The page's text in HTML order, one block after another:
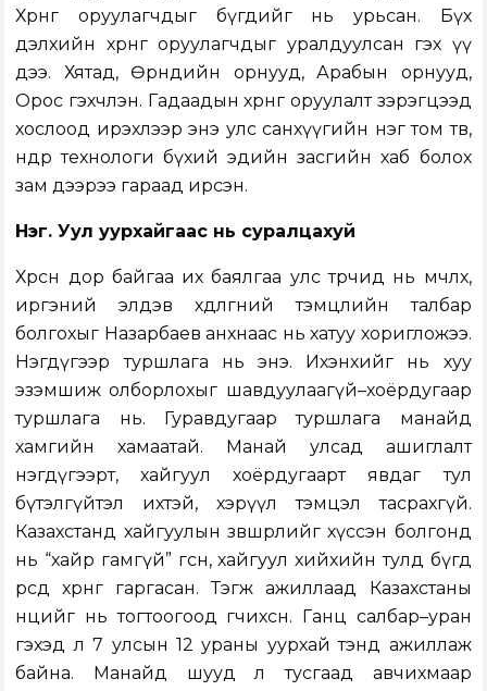
Хөрөнгө оруулагчдыг бүгдийг нь урьсан. Бүх
дэлхийн хөрөнгө оруулагчдыг уралдуулсан гэх үү
дээ. Хятад, Өрнөдийн орнууд, Арабын орнууд,
Орос гэхчлэн. Гадаадын хөрөнгө оруулалт зэрэгцээд
хослоод ирэхлээр энэ улс санхүүгийн нэг том төв,
өндөр технологи бүхий эдийн засгийн хаб болох
зам дээрээ гараад ирсэн.
Нэг. Уул уурхайгаас нь суралцахуй
Хөрсөн дор байгаа их баялгаа улс төрчид нь өмчлөх,
иргэний элдэв хөдөлгөөний тэмцлийн талбар
болгохыг Назарбаев анхнаас нь хатуу хоригложээ.
Нэгдүгээр туршлага нь энэ. Ихэнхийг нь хуу
эзэмшиж олборлохыг шавдуулаагүй–хоёрдугаар
туршлага нь. Гуравдугаар туршлага манайд
хамгийн хамаатай. Манай улсад ашиглалт
нэгдүгээрт, хайгуул хоёрдугаарт явдаг тул
бүтэлгүйтэл ихтэй, хэрүүл тэмцэл тасрахгүй.
Казахстанд хайгуулын зөвшөөрлийг хүссэн болгонд
нь “хайр гамгүй” өгсөн, хайгуул хийхийн тулд бүгд
өөрсдөө хөрөнгөө гаргасан. Тэгж ажиллаад Казахстаны
нөөцийг нь тогтоогоод өгчихсөн. Ганц салбар–уран
гэхэд л 7 улсын 12 ураны уурхай тэнд ажиллаж
байна. Манайд шууд л тусгаад авчихмаар